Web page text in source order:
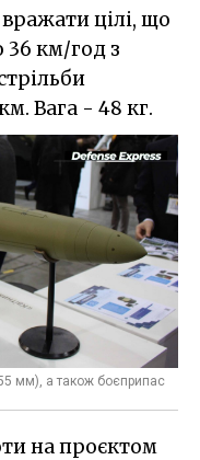
цілі, що
36 км/год з
Вага - 48 кг.
мм), а також боєприпас
на проєктом